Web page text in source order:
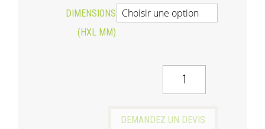
DIMENSIONS
(HXL MM)
BARRIÈRE
MODULABLE
DEMANDEZ UN DEVIS